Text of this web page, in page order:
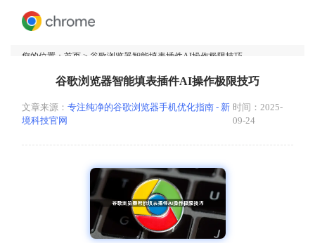
您的位置： 首页 > 谷歌浏览器智能填表插件AI操作极限技巧
谷歌浏览器智能填表插件AI操作极限技巧
文章来源： 专注纯净的谷歌浏览器手机优化指南 - 新
境科技官网
时间：2025-
09-24